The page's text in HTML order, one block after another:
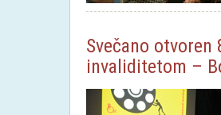
Svečano
invaliditetom –